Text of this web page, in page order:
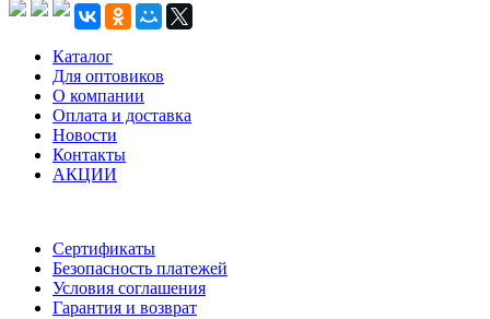
Каталог
Для оптовиков
О компании
Оплата и доставка
Новости
Контакты
АКЦИИ
Сертификаты
Безопасность платежей
Условия соглашения
Гарантия и возврат